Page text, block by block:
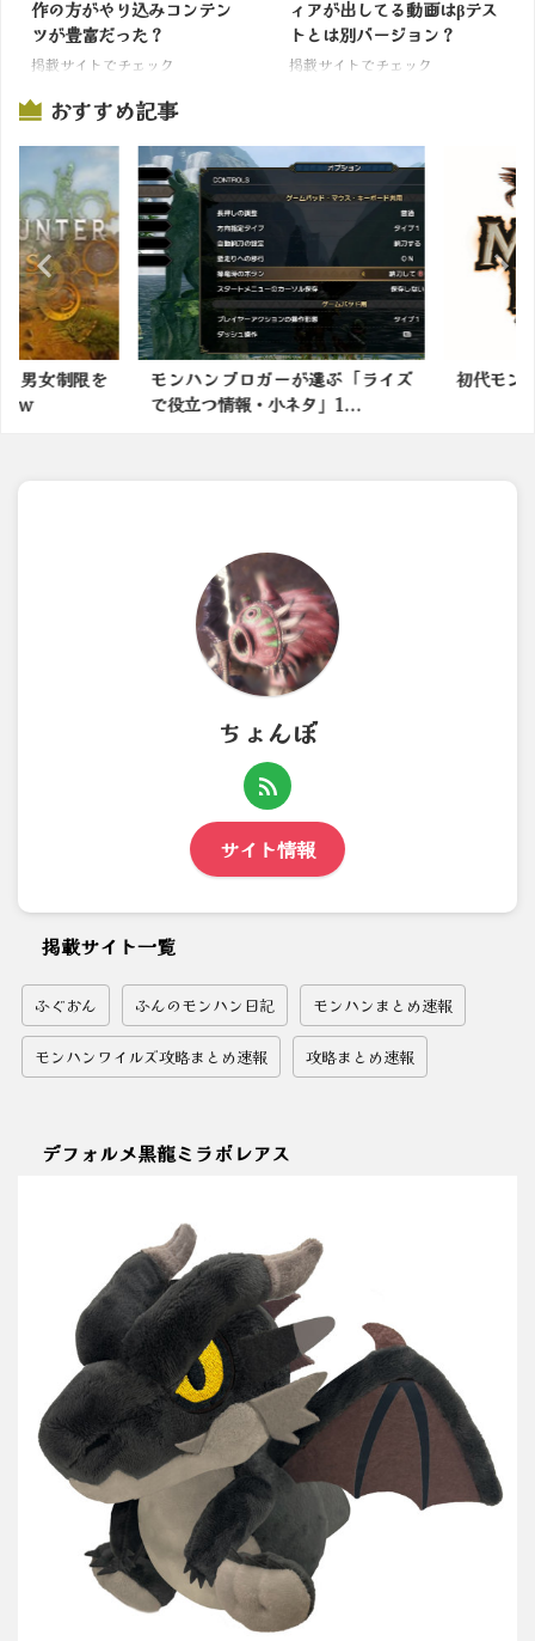
作の方がやり込みコンテン
ツが豊富だった？
掲載サイトでチェック
ィアが出してる動画はβテス
トとは別バージョン？
掲載サイトでチェック
おすすめ記事
女制限を
モンハンブロガーが選ぶ「ライズ
で役立つ情報・小ネタ」1...
初代モン
ちょんぼ
サイト情報
掲載サイト一覧
ふぐおん ふんのモンハン日記 モンハンまとめ速報
モンハンワイルズ攻略まとめ速報 攻略まとめ速報
デフォルメ黒龍ミラボレアス